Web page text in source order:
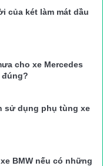
của két làm mát dầu
cho xe Mercedes
đúng?
sử dụng phụ tùng xe
BMW nếu có những